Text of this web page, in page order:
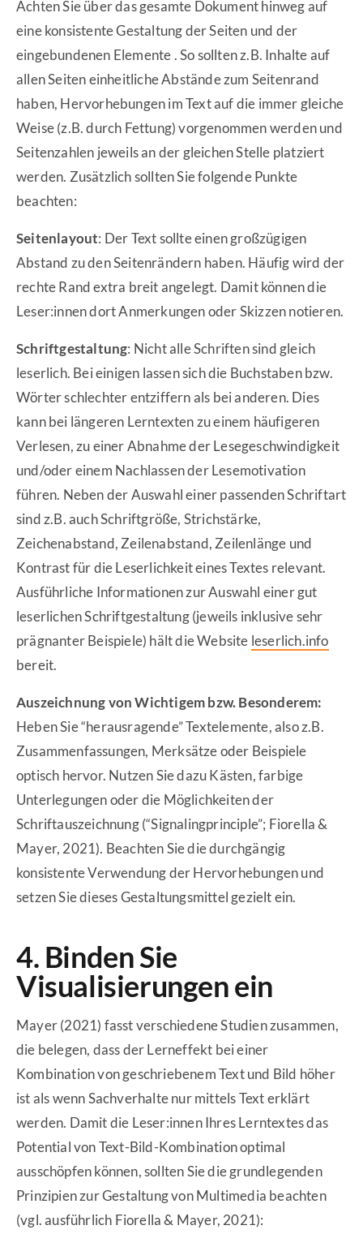
Achten Sie über das gesamte Dokument hinweg auf
eine konsistente Gestaltung der Seiten und der
eingebundenen Elemente . So sollten z.B. Inhalte auf
allen Seiten einheitliche Abstände zum Seitenrand
haben, Hervorhebungen im Text auf die immer gleiche
Weise (z.B. durch Fettung) vorgenommen werden und
Seitenzahlen jeweils an der gleichen Stelle platziert
werden. Zusätzlich sollten Sie folgende Punkte
beachten:
Seitenlayout: Der Text sollte einen großzügigen
Abstand zu den Seitenrändern haben. Häufig wird der
rechte Rand extra breit angelegt. Damit können die
Leser:innen dort Anmerkungen oder Skizzen notieren.
Schriftgestaltung: Nicht alle Schriften sind gleich
leserlich. Bei einigen lassen sich die Buchstaben bzw.
Wörter schlechter entziffern als bei anderen. Dies
kann bei längeren Lerntexten zu einem häufigeren
Verlesen, zu einer Abnahme der Lesegeschwindigkeit
und/oder einem Nachlassen der Lesemotivation
führen. Neben der Auswahl einer passenden Schriftart
sind z.B. auch Schriftgröße, Strichstärke,
Zeichenabstand, Zeilenabstand, Zeilenlänge und
Kontrast für die Leserlichkeit eines Textes relevant.
Ausführliche Informationen zur Auswahl einer gut
leserlichen Schriftgestaltung (jeweils inklusive sehr
prägnanter Beispiele) hält die Website leserlich.info
bereit.
Auszeichnung von Wichtigem bzw. Besonderem:
Heben Sie “herausragende” Textelemente, also z.B.
Zusammenfassungen, Merksätze oder Beispiele
optisch hervor. Nutzen Sie dazu Kästen, farbige
Unterlegungen oder die Möglichkeiten der
Schriftauszeichnung (“Signalingprinciple”; Fiorella &
Mayer, 2021). Beachten Sie die durchgängig
konsistente Verwendung der Hervorhebungen und
setzen Sie dieses Gestaltungsmittel gezielt ein.
4. Binden Sie
Visualisierungen ein
Mayer (2021) fasst verschiedene Studien zusammen,
die belegen, dass der Lerneffekt bei einer
Kombination von geschriebenem Text und Bild höher
ist als wenn Sachverhalte nur mittels Text erklärt
werden. Damit die Leser:innen Ihres Lerntextes das
Potential von Text-Bild-Kombination optimal
ausschöpfen können, sollten Sie die grundlegenden
Prinzipien zur Gestaltung von Multimedia beachten
(vgl. ausführlich Fiorella & Mayer, 2021):